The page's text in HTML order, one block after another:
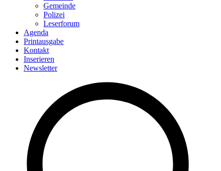
Gemeinde
Polizei
Leserforum
Agenda
Printausgabe
Kontakt
Inserieren
Newsletter